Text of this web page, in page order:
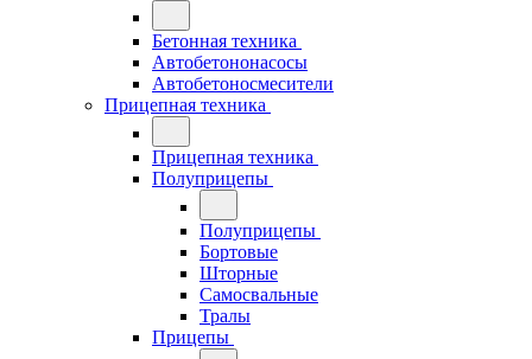
Бетонная техника
Автобетононасосы
Автобетоносмесители
Прицепная техника
Прицепная техника
Полуприцепы
Полуприцепы
Бортовые
Шторные
Самосвальные
Тралы
Прицепы